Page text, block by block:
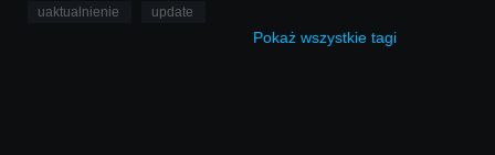
uaktualnienie
update
Pokaż wszystkie tagi